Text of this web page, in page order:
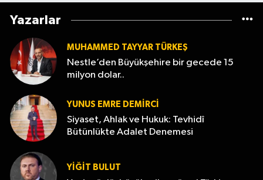
Yazarlar
MUHAMMED TAYYAR TÜRKEŞ
Nestle’den Büyükşehire bir gecede 15
milyon dolar..
YUNUS EMRE DEMIRCI
Siyaset, Ahlak ve Hukuk: Tevhidî
Bütünlükte Adalet Denemesi
YİĞİT BULUT